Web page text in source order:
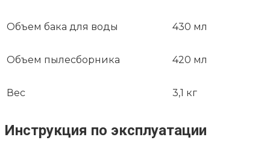
Объем бака для воды 430 мл
Объем пылесборника 420 мл
Вес 3,1 кг
Инструкция по эксплуатации